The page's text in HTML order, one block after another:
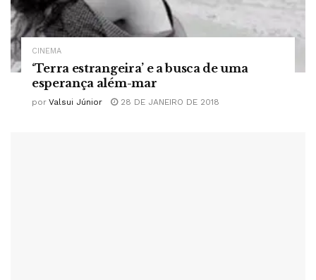
CINEMA
‘Terra estrangeira’ e a busca de uma
esperança além-mar
por Valsui Júnior 28 DE JANEIRO DE 2018